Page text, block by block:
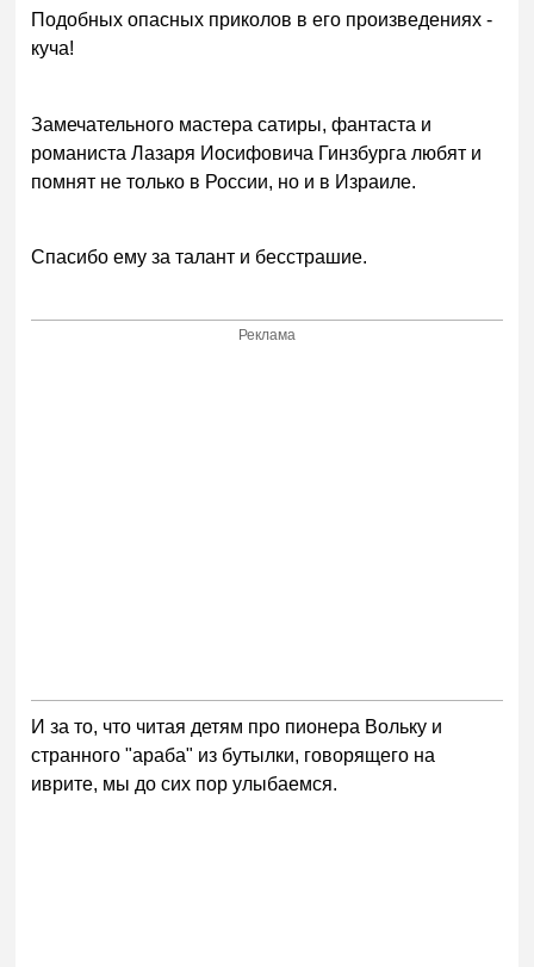
Подобных опасных приколов в его произведениях -
куча!
Замечательного мастера сатиры, фантаста и
романиста Лазаря Иосифовича Гинзбурга любят и
помнят не только в России, но и в Израиле.
Спасибо ему за талант и бесстрашие.
Реклама
И за то, что читая детям про пионера Вольку и
странного "араба" из бутылки, говорящего на
иврите, мы до сих пор улыбаемся.